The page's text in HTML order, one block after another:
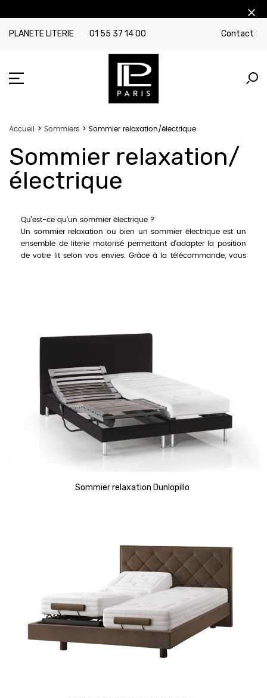
PLANETE LITERIE 01 55 37 14 00 Contact
Accueil Sommiers Sommier relaxation/électrique
Sommier relaxation/
électrique
Qu’est-ce qu’un sommier électrique ?
Un sommier relaxation ou bien un sommier électrique est un
ensemble de literie motorisé permettant d’adapter la position
de votre lit selon vos envies. Grâce à la télécommande, vous
afin de vous proposer des lits électriques de haute qualité et à
Sommier relaxation Dunlopillo